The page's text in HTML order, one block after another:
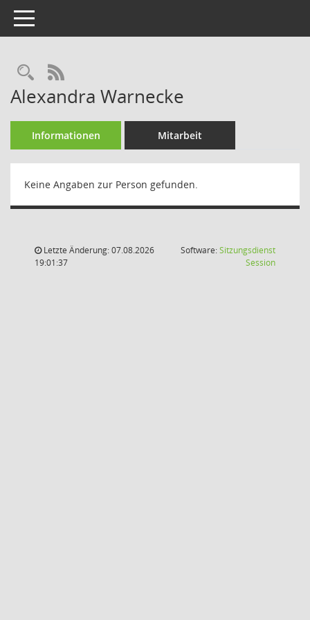
Toggle navigation
Rechercheauswahl
RSS-Feed
Alexandra Warnecke
Informationen Mitarbeit
Keine Angaben zur Person gefunden.
Letzte Änderung: 07.08.2026
19:01:37
Software:Sitzungsdienst
Session(Wird in